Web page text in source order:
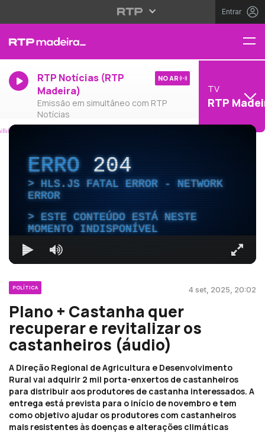
Entrar
RTP Notícias (RTP
Madeira)
Emissão em simultâneo com RTP
Notícias
NO AR
TV
RTP
ERRO204
HLS.JS FATAL ERROR - NETWORK
ERROR
ESTE CONTEÚDO ESTÁ NESTE
MOMENTO INDISPONÍVEL
POLÍTICA 4 set, 2025, 20:02
Plano + Castanha quer
recuperar e revitalizar os
castanheiros (áudio)
A Direção Regional de Agricultura e Desenvolvimento
Rural vai adquirir 2 mil porta-enxertos de castanheiros
para distribuir aos produtores de castanha interessados. A
entrega está prevista para o início de novembro e tem
como objetivo ajudar os produtores com castanheiros
mais resistentes às doenças e alterações climáticas